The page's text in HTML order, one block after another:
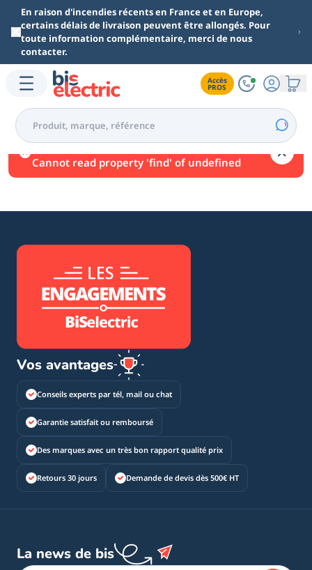
Aller au contenu principal
En raison d'incendies récents en France et en Europe,
certains délais de livraison peuvent être allongés. Pour
toute information complémentaire, merci de nous
contacter.
Accès
PROS
Une erreur est survenue.
Cannot read property 'find' of undefined
Vos avantages
Conseils experts par tél, mail ou chat
Garantie satisfait ou remboursé
Des marques avec un très bon rapport qualité prix
Retours 30 jours Demande de devis dès 500€ HT
La news de bis